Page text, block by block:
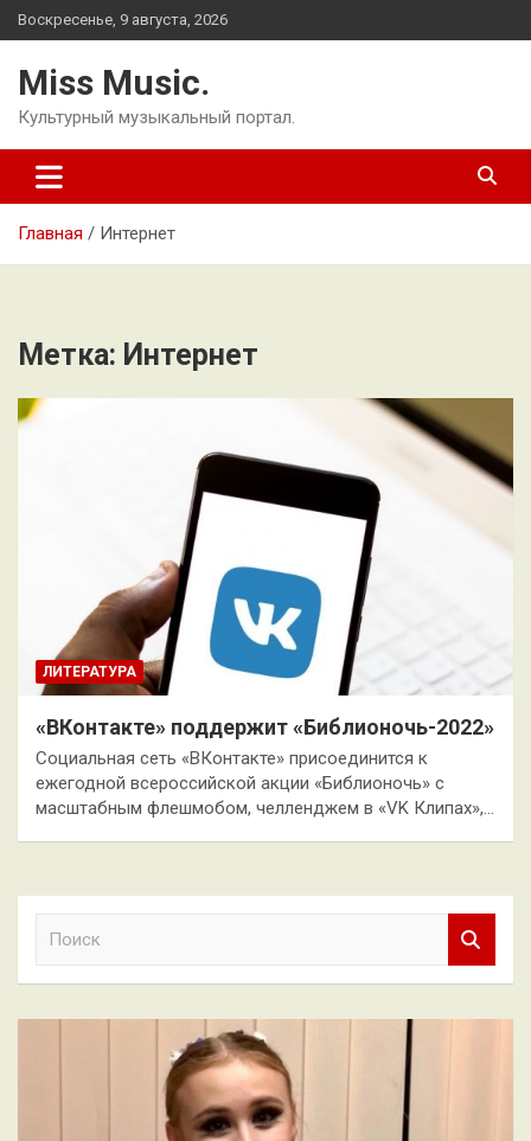
Перейти
к
Воскресенье, 9 августа, 2026
Miss Music.
Культурный музыкальный портал.
Главная Интернет
Метка: Интернет
ЛИТЕРАТУРА
«ВКонтакте» поддержит «Библионочь-2022»
Социальная сеть «ВКонтакте» присоединится к
ежегодной всероссийской акции «Библионочь» с
масштабным флешмобом, челленджем в «VK Клипах»,…
к